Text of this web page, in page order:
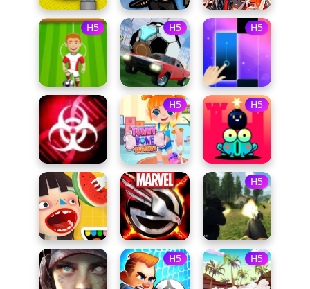
H5 H5 H5
H5 H5
H5
H5 H5